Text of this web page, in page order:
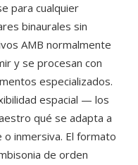
para cualquier
binaurales sin
AMB normalmente
y se procesan con
especializados.
espacial — los
qué se adapta a
inmersiva. El formato
de orden